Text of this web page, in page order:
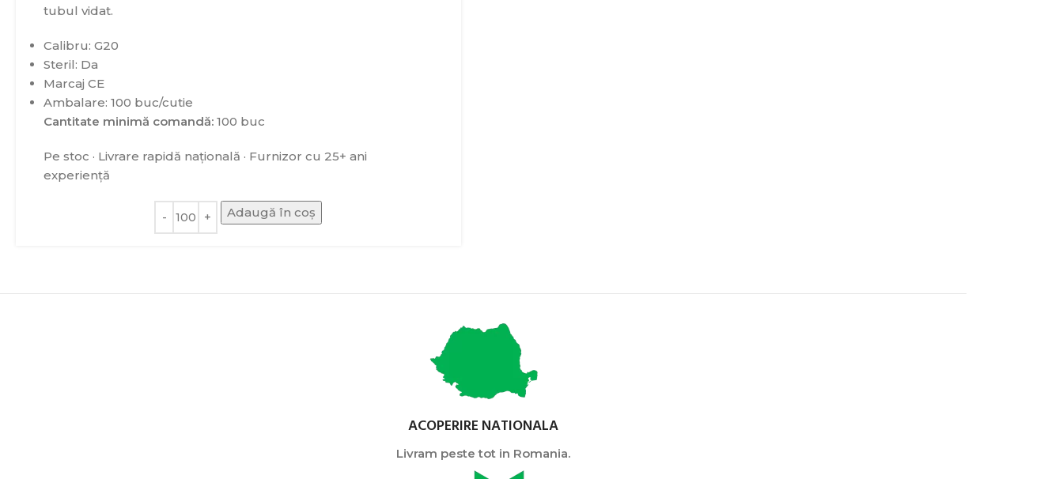
tubul vidat.
Calibru: G20
Steril: Da
Marcaj CE
Ambalare: 100 buc/cutie
Cantitate minimă comandă: 100 buc
Pe stoc · Livrare rapidă națională · Furnizor cu 25+ ani
experiență
Adaugă în coș
ACOPERIRE NATIONALA
Livram peste tot in Romania.